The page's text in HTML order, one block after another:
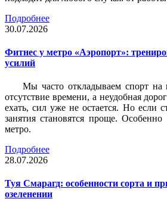
Подробнее
30.07.2026
Фитнес у метро «Аэропорт»:
усилий
Мы часто откладываем спорт
отсутствие времени, а неудобная
ехать, сил уже не остается. Но если
занятия становятся проще.
метро.
Подробнее
28.07.2026
Туя Смарагд: особенности сорта и
озеленении